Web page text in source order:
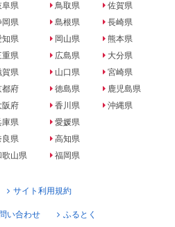
阜県
岡県
知県
重県
賀県
都府
阪府
庫県
良県
歌山県
鳥取県
島根県
岡山県
広島県
山口県
徳島県
香川県
愛媛県
高知県
福岡県
佐賀県
長崎県
熊本県
大分県
宮崎県
鹿児島県
沖縄県
サイト利用規約
い合わせ ふるとく